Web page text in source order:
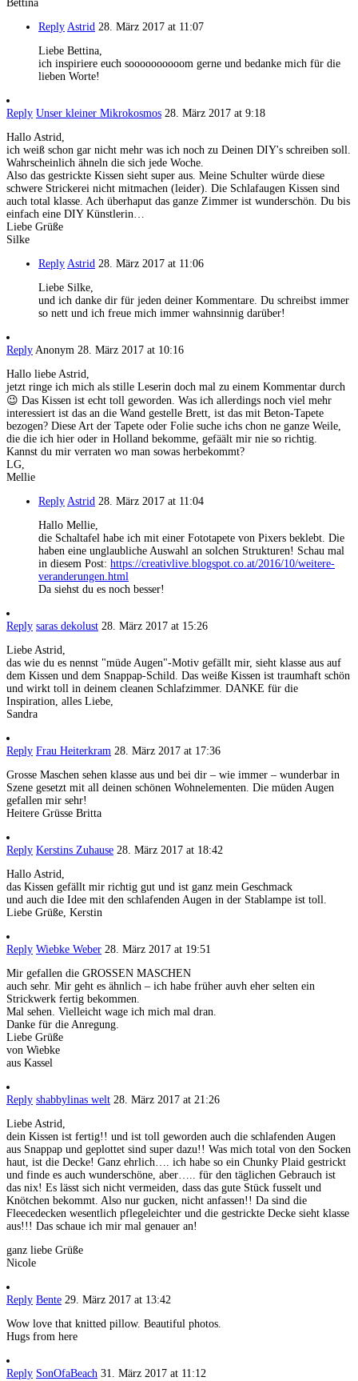
Bettina
Reply Astrid 28. März 2017 at 11:07
Liebe Bettina,
ich inspiriere euch soooooooooom gerne und bedanke mich für die
lieben Worte!
Reply Unser kleiner Mikrokosmos 28. März 2017 at 9:18
Hallo Astrid,
ich weiß schon gar nicht mehr was ich noch zu Deinen DIY's schreiben soll.
Wahrscheinlich ähneln die sich jede Woche.
Also das gestrickte Kissen sieht super aus. Meine Schulter würde diese
schwere Strickerei nicht mitmachen (leider). Die Schlafaugen Kissen sind
auch total klasse. Ach überhaput das ganze Zimmer ist wunderschön. Du bis
einfach eine DIY Künstlerin…
Liebe Grüße
Silke
Reply Astrid 28. März 2017 at 11:06
Liebe Silke,
und ich danke dir für jeden deiner Kommentare. Du schreibst immer
so nett und ich freue mich immer wahnsinnig darüber!
Reply Anonym 28. März 2017 at 10:16
Hallo liebe Astrid,
jetzt ringe ich mich als stille Leserin doch mal zu einem Kommentar durch
😉 Das Kissen ist echt toll geworden. Was ich allerdings noch viel mehr
interessiert ist das an die Wand gestelle Brett, ist das mit Beton-Tapete
bezogen? Diese Art der Tapete oder Folie suche ichs chon ne ganze Weile,
die die ich hier oder in Holland bekomme, gefäält mir nie so richtig.
Kannst du mir verraten wo man sowas herbekommt?
LG,
Mellie
Reply Astrid 28. März 2017 at 11:04
Hallo Mellie,
die Schaltafel habe ich mit einer Fototapete von Pixers beklebt. Die
haben eine unglaubliche Auswahl an solchen Strukturen! Schau mal
in diesem Post: https://creativlive.blogspot.co.at/2016/10/weitere-
veranderungen.html
Da siehst du es noch besser!
Reply saras dekolust 28. März 2017 at 15:26
Liebe Astrid,
das wie du es nennst "müde Augen"-Motiv gefällt mir, sieht klasse aus auf
dem Kissen und dem Snappap-Schild. Das weiße Kissen ist traumhaft schön
und wirkt toll in deinem cleanen Schlafzimmer. DANKE für die
Inspiration, alles Liebe,
Sandra
Reply Frau Heiterkram 28. März 2017 at 17:36
Grosse Maschen sehen klasse aus und bei dir – wie immer – wunderbar in
Szene gesetzt mit all deinen schönen Wohnelementen. Die müden Augen
gefallen mir sehr!
Heitere Grüsse Britta
Reply Kerstins Zuhause 28. März 2017 at 18:42
Hallo Astrid,
das Kissen gefällt mir richtig gut und ist ganz mein Geschmack
und auch die Idee mit den schlafenden Augen in der Stablampe ist toll.
Liebe Grüße, Kerstin
Reply Wiebke Weber 28. März 2017 at 19:51
Mir gefallen die GROSSEN MASCHEN
auch sehr. Mir geht es ähnlich – ich habe früher auvh eher selten ein
Strickwerk fertig bekommen.
Mal sehen. Vielleicht wage ich mich mal dran.
Danke für die Anregung.
Liebe Grüße
von Wiebke
aus Kassel
Reply shabbylinas welt 28. März 2017 at 21:26
Liebe Astrid,
dein Kissen ist fertig!! und ist toll geworden auch die schlafenden Augen
aus Snappap und geplottet sind super dazu!! Was mich total von den Socken
haut, ist die Decke! Ganz ehrlich…. ich habe so ein Chunky Plaid gestrickt
und finde es auch wunderschöne, aber….. für den täglichen Gebrauch ist
das nix! Es lässt sich nicht vermeiden, dass das gute Stück fusselt und
Knötchen bekommt. Also nur gucken, nicht anfassen!! Da sind die
Fleecedecken wesentlich pflegeleichter und die gestrickte Decke sieht klasse
aus!!! Das schaue ich mir mal genauer an!
ganz liebe Grüße
Nicole
Reply Bente 29. März 2017 at 13:42
Wow love that knitted pillow. Beautiful photos.
Hugs from here
Reply SonOfaBeach 31. März 2017 at 11:12